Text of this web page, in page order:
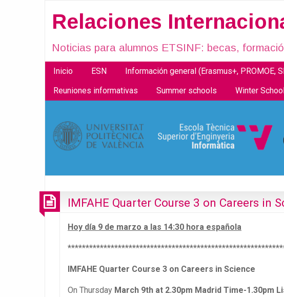
Relaciones
Noticias para alumnos ETSINF: becas,
Inicio ESN Información general (Erasmus+, PROMOE,
Reuniones informativas Summer schools Winter
IMFAHE Quarter Course 3 on Careers in
Hoy día 9 de marzo a las 14:30 hora española
IMFAHE Quarter Course 3 on Careers in Science
On Thursday March 9th at 2.30pm Madrid Time-1.30pm